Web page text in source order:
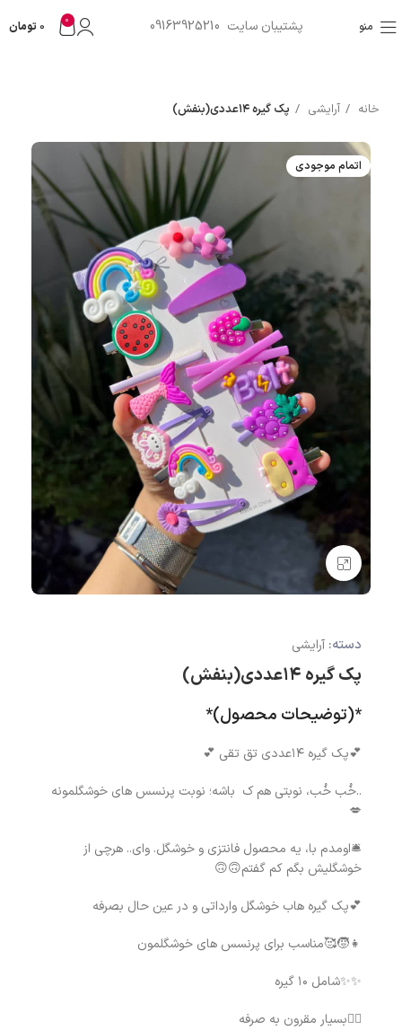
منو پشتیبان سایت 09163925210 0
0 تومان
خانه آرایشی پک گیره ۱۴عددی(بنفش)
اتمام موجودی
دسته: آرایشی
پک گیره ۱۴عددی(بنفش)
*(توضیحات محصول)*
💕پک گیره ۱۴عددی تق تقی 💕
..خُب خُب، نوبتی هم ک باشه؛ نوبت پرنسس های خوشگلمونه
💋
🛎اومدم با، یه محصول فانتزی و خوشگل. وای.. هرچی از
خوشگلیش بگم کم گفتم🙃🙃
💕پک گیره هاب خوشگل وارداتی و در عین حال بصرفه
👧🧒🥰مناسب برای پرنسس های خوشگلمون
✨✨شامل ۱۰ گیره
💁‍♀️بسیار مقرون به صرفه